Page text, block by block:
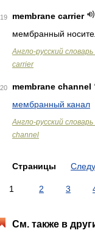
19
membrane carrier
мембранный
Англо-русский
carrier
20
membrane channel
мембранный канал
Англо-русский
channel
Страницы
1 2 3
См. также в